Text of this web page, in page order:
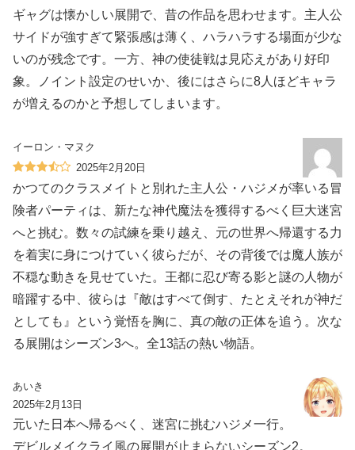
ギャグは懐かしい展開で、昔の作品を思わせます。主人公
サイドが強すぎて緊張感は薄く、ハラハラする場面が少な
いのが残念です。一方、神の使徒戦は見応えがあり好印
象。ノイント設定のせいか、後にはさらに8人ほどキャラ
が増えるのかと予想してしまいます。
イーロン・マヌク
2025年2月20日
かつてのクラスメイトと別れた主人公・ハジメが率いる冒
険者パーティは、新たな神代魔法を獲得するべく巨大迷宮
へと挑む。数々の試練を乗り越え、元の世界へ帰還する力
を着実に身につけていく彼らだが、その背後では魔人族が
不穏な動きを見せていた。王都に忍び寄る影と謎の人物が
暗躍する中、彼らは『敵はすべて倒す、たとえそれが神だ
としても』という覚悟を胸に、真の敵の正体を追う。次な
る展開はシーズン3へ。全13話の熱い物語。
あいき
2025年2月13日
元いた日本へ帰るべく、迷宮に挑むハジメ一行。
デビルメイクライ風の展開が止まらないシーズン2。